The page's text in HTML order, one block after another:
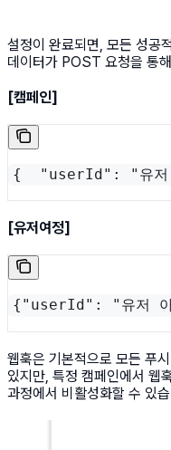
설정이 완료되면, 모든 성공
데이터가 POST 요청을 통
[캠페인]
{  "userId": "유저
[유저여정]
{"userId": "유저
웹훅은 기본적으로 모든 푸
있지만, 특정 캠페인에서 웹
과정에서 비활성화할 수 있